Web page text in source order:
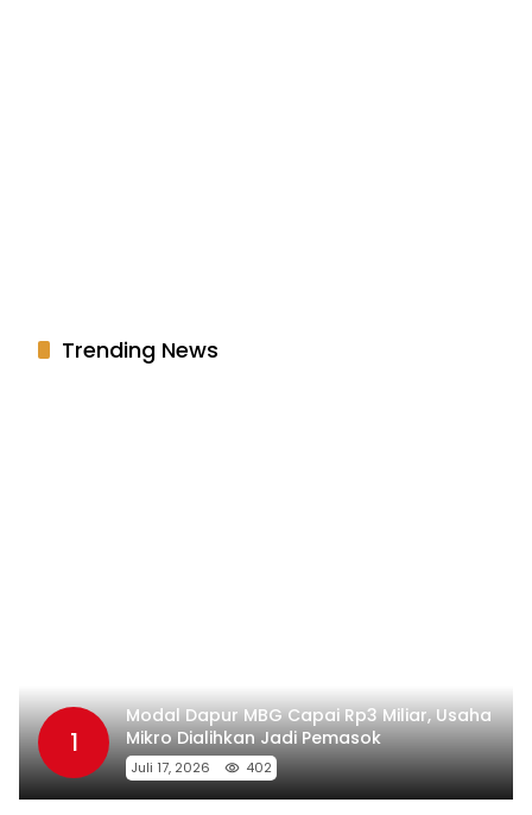
Trending News
1
Modal Dapur MBG Capai Rp3 Miliar, Usaha
Mikro Dialihkan Jadi Pemasok
Juli 17, 2026 402